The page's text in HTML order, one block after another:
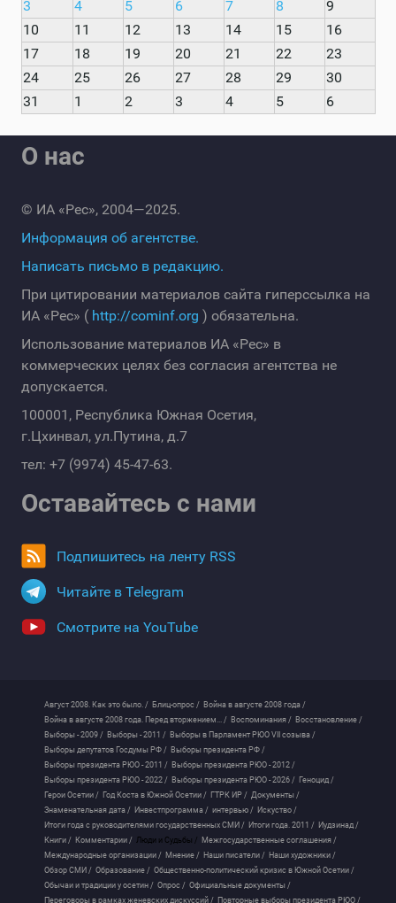
3
4 5 6 7 8
9
10
11 12 13 14 15
16
17
18 19 20 21 22
23
24
25 26 27 28 29
30
31
1 2 3 4 5 6
О нас
© ИА «Рес», 2004—2025.
Информация об агентстве.
Написать письмо в редакцию.
При цитировании материалов сайта гиперссылка на
ИА «Рес» ( http://cominf.org ) обязательна.
Использование материалов ИА «Рес» в
коммерческих целях без согласия агентства не
допускается.
100001, Республика Южная Осетия,
г.Цхинвал, ул.Путина, д.7
тел: +7 (9974) 45-47-63.
Оставайтесь с нами
Подпишитесь на ленту RSS
Читайте в Telegram
Смотрите на YouTube
Август 2008. Как это было. / Блиц-опрос / Война в августе 2008 года /
Война в августе 2008 года. Перед вторжением... / Воспоминания / Восстановление /
Выборы - 2009 / Выборы - 2011 / Выборы в Парламент РЮО VII созыва /
Выборы депутатов Госдумы РФ / Выборы президента РФ /
Выборы президента РЮО - 2011 / Выборы президента РЮО - 2012 /
Выборы президента РЮО - 2022 / Выборы президента РЮО - 2026 / Геноцид /
Герои Осетии / Год Коста в Южной Осетии / ГТРК ИР / Документы /
Знаменательная дата / Инвестпрограмма / интервью / Искуство /
Итоги года с руководителями государственных СМИ / Итоги года. 2011 / Иудзинад /
Книги / Комментарии / Люди и Судьбы / Межгосударственные соглашения /
Международные организации / Мнение / Наши писатели / Наши художники /
Обзор СМИ / Образование / Общественно-политический кризис в Южной Осетии /
Обычаи и традиции у осетин / Опрос / Официальные документы /
Переговоры в рамках женевских дискуссий / Повторные выборы президента РЮО /